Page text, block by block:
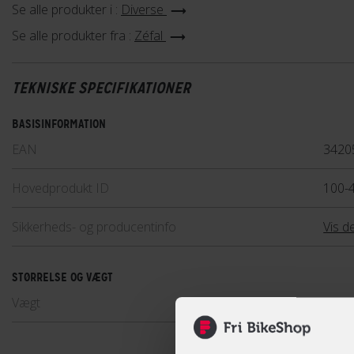
Se alle produkter i : Diverse
Se alle produkter fra : Zéfal
TEKNISKE SPECIFIKATIONER
BASISINFORMATION
EAN
Hovedprodukt ID 100-
Sikkerheds- og producentinfo Vis
STØRRELSE OG VÆGT
Vægt 60 g